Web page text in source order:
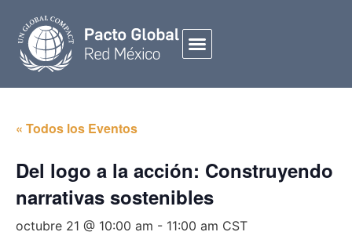
« Todos los Eventos
Del logo a la acción: Construyendo
narrativas sostenibles
octubre 21 @ 10:00 am - 11:00 am CST